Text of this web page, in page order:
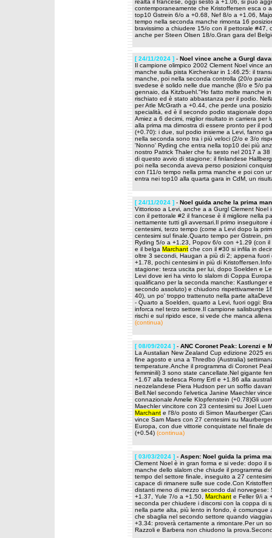
realtà il francese, oggi sesto a +1.06, si può
contemporaneamente che Kristoffersen esca o
top10 Gstrein 6/o a +0.68, Nef 8/o a +1.06,
tempo nella seconda manche rimonta 16
bravissimo a chiudere 15/o con il pettorale #47,
anche per Steen Olsen 18/o.Gran gara del
[ 24/11/2024 ] - Noel vince anche a Gurgl
Il campione olimpico 2002 Clement Noel vince
manche sulla pista Kirchenkar in 1:46.25: il
manche, poi nella seconda controlla (20/o
svedese è solido nelle due manche (8/o e 5/o
gennaio, da Kitzbuehl."Ho fatto molte manche
rischiato ed è stato abbastanza per il podio.
per Atle McGrath a +0.44, che perde una
specialità, ed è il secondo podio stagionale
Amiez a 6 decimi, miglior risultato in carriera
alla prima ma dimostra di essere pronto per il
(+0.70): i due, sul podio insieme a Levi, fanno
nella seconda sono tra i più veloci (2/o e 3/o
'Nonno' Ryding che entra nella top10 dei più
nostro Patrick Thaler che fu sesto nel 2017 a
di questo avvio di stagione: il finlandese
poi nella seconda aveva perso posizioni
con l'11/o tempo nella prma manche e poi con
entra nei top10 alla quarta gara in CdM, un
[ 24/11/2024 ] - Noel guida anche la prima
Vittorioso a Levi, anche a a Gurgl Clement
con il pettorale #2 il francese è il migliore nella
nettamente tutti gli avversari.Il primo
centesimi, terzo tempo (come a Levi dopo la
centesimi sul finale.Quarto tempo per Gstrein,
Ryding 5/o a +1.23, Popov 6/o con +1.29 (con
e il belga Marchant che con il #30 si infila in
oltre 3 secondi, Haugan a più di 2; appena
+1.78, pochi centesimi in più di
stagione: terza uscita per lui, dopo Soelden e
Levi dove ieri ha vinto lo slalom di Coppa
qualificano per la seconda manche: Kastlunger
secondo assoluto) e chiudono rispettivamente
40), un po' troppo trattenuto nella parte
- Quarto a Soelden, quarto a Levi, fuori oggi:
inforca nel terzo settore.Il campione
rischi e sul ripido esce, si vede che manca
(continua)
[ 08/09/2024 ] - ANC Coronet Peak: Lorenzi e
La Austalian New Zealand Cup edizione 2025
fine agosto e una a Thredbo (Australia)
temperature.Anche il programma di Coronet
femminili) 3 sono state cancellate.Nel gigante
+1.67 alla tedesca Romy Ertl e +1.86 alla
neozelandese Piera Hudson per un soffio
Bell.Nel secondo l'elvetica Janine Maechler
connazionale Amelie Klopfenstein (+0.78)Gli
Maechler vincitore con 23 centesimi su Joel
Marchant e l'8/o posto di Simon Maurberger
vince Sam Maes con 27 centesimi su
Europa, con due vittorie conquistate nel finale
(+0.54) (continua)
[ 03/03/2024 ] - Aspen: Noel guida la prima
Clement Noel è in gran forma e si vede: dopo il
manche dello slalom che chiude il programma
tempo del settore finale, inseguito a 27
capace di rimanere sulle sue code.Con
distanti meno di mezzo secondo dal
+1.37, Yule 7/o a +1.50, Marchant e Feller 9/i a
seconda per chiudere i discorsi con la coppa di
nella parte alta, più lento in fondo, è comunque
che sbaglia nel secondo settore quando
+3.34: proverà certamente a rimontare.Per un
Razzoli e Barbera non chiudono la